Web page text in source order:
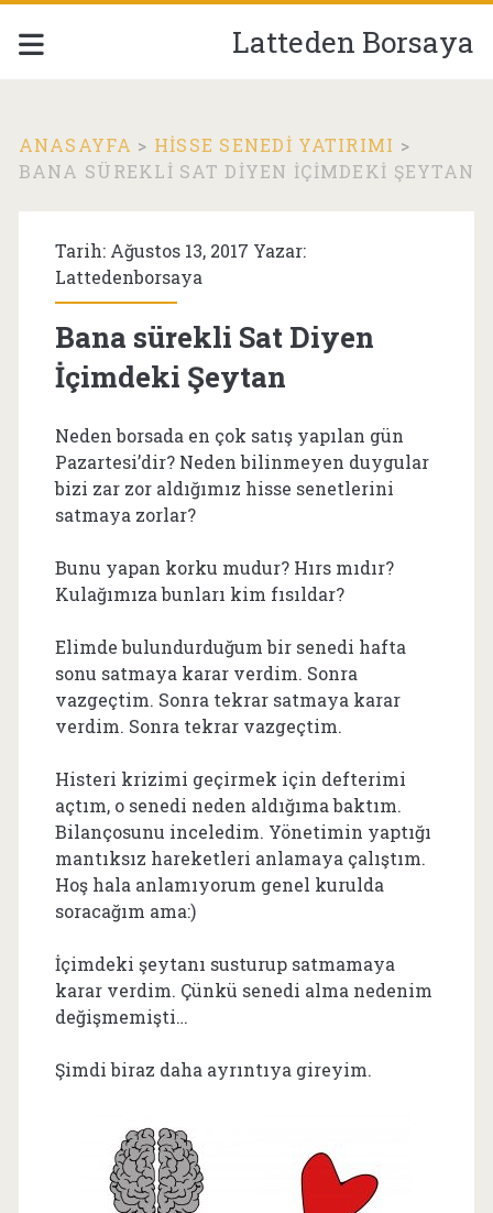
Latteden Borsaya
ANASAYFA > HISSE SENEDI YATIRIMI >
BANA SÜREKLI SAT DIYEN İÇIMDEKI ŞEYTAN
Tarih: Ağustos 13, 2017 Yazar:
Lattedenborsaya
Bana sürekli Sat Diyen
İçimdeki Şeytan
Neden borsada en çok satış yapılan gün
Pazartesi’dir? Neden bilinmeyen duygular
bizi zar zor aldığımız hisse senetlerini
satmaya zorlar?
Bunu yapan korku mudur? Hırs mıdır?
Kulağımıza bunları kim fısıldar?
Elimde bulundurduğum bir senedi hafta
sonu satmaya karar verdim. Sonra
vazgeçtim. Sonra tekrar satmaya karar
verdim. Sonra tekrar vazgeçtim.
Histeri krizimi geçirmek için defterimi
açtım, o senedi neden aldığıma baktım.
Bilançosunu inceledim. Yönetimin yaptığı
mantıksız hareketleri anlamaya çalıştım.
Hoş hala anlamıyorum genel kurulda
soracağım ama:)
İçimdeki şeytanı susturup satmamaya
karar verdim. Çünkü senedi alma nedenim
değişmemişti…
Şimdi biraz daha ayrıntıya gireyim.